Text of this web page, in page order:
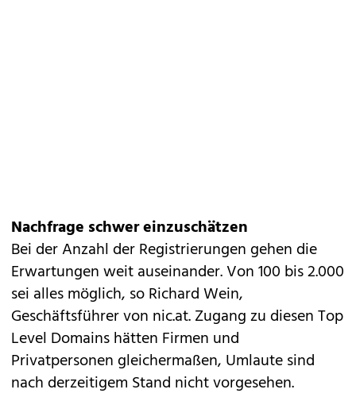
Nachfrage schwer einzuschätzen
Bei der Anzahl der Registrierungen gehen die
Erwartungen weit auseinander. Von 100 bis 2.000
sei alles möglich, so Richard Wein,
Geschäftsführer von nic.at. Zugang zu diesen Top
Level Domains hätten Firmen und
Privatpersonen gleichermaßen, Umlaute sind
nach derzeitigem Stand nicht vorgesehen.